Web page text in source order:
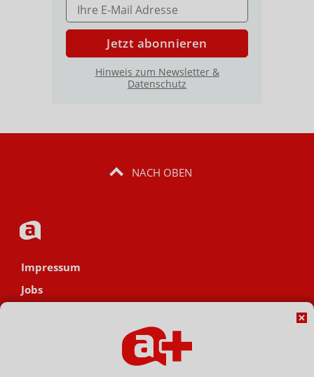
E-MAIL ADRESSE
Jetzt abonnieren
Hinweis zum Newsletter &
Datenschutz
NACH OBEN
Impressum
Jobs